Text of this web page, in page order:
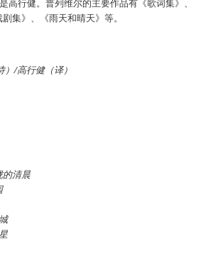
高行健。普列维尔的主要作品有《歌词集》、
集》、《雨天和晴天》等。
）/高行健（译）
的清晨